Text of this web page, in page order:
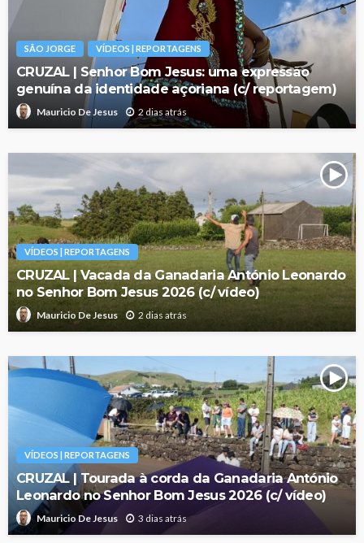
SÃO JORGE VÍDEOS | REPORTAGENS
CRUZAL | Senhor Bom Jesus: uma expressão
genuína da identidade açoriana (c/ reportagem)
Mauricio De Jesus 2 dias atrás
VÍDEOS | REPORTAGENS
CRUZAL | Vacada da Ganadaria António Leonardo
no Senhor Bom Jesus 2026 (c/ vídeo)
Mauricio De Jesus 2 dias atrás
VÍDEOS | REPORTAGENS
CRUZAL | Tourada à corda da Ganadaria António
Leonardo no Senhor Bom Jesus 2026 (c/ vídeo)
Mauricio De Jesus 3 dias atrás